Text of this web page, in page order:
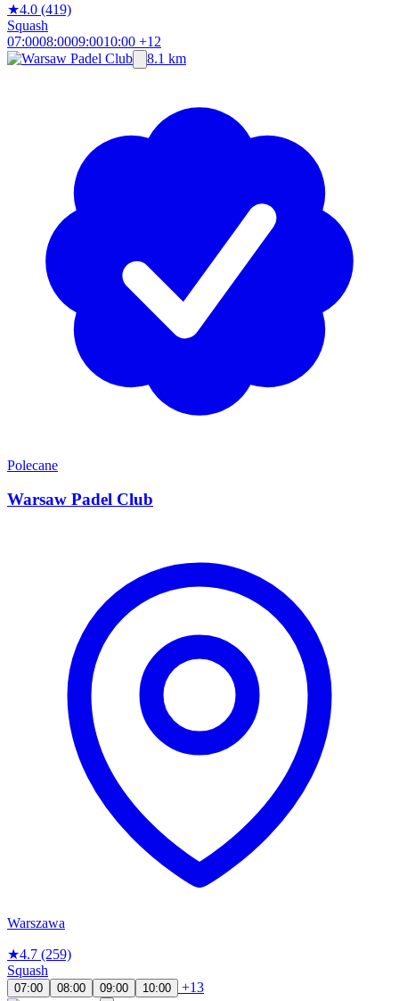
★4.0 (419)
Squash
07:0008:0009:0010:00 +12
8.1 km
Polecane
Warsaw Padel Club
Warszawa
★4.7 (259)
Squash
07:00 08:00 09:00 10:00
+13